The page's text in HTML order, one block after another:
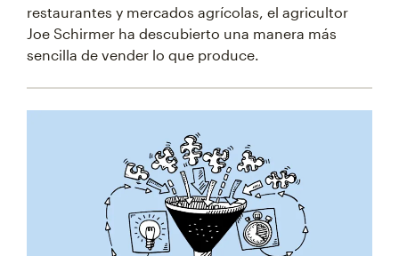
restaurantes y mercados agrícolas, el agricultor
Joe Schirmer ha descubierto una manera más
sencilla de vender lo que produce.